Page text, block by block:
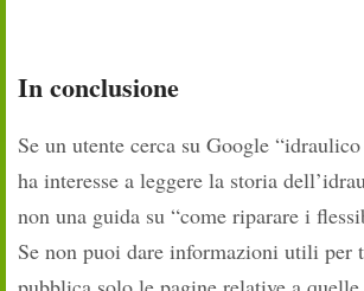
In conclusione
Se un utente cerca su Google
ha interesse a leggere la storia
non una guida su “come riparare i
Se non puoi dare informazioni utili per